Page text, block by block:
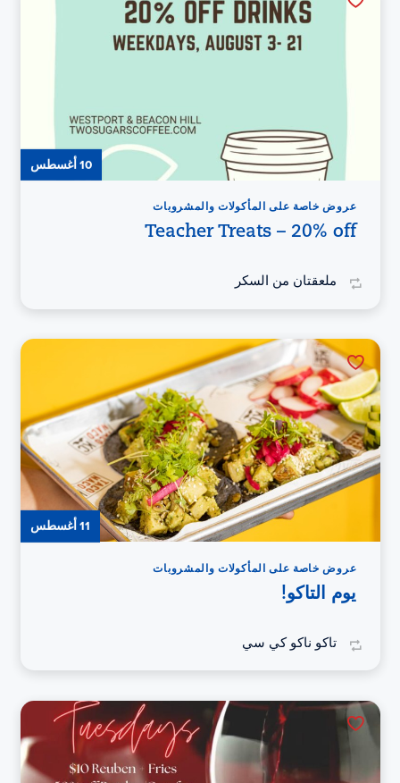
10 أغسطس
عروض خاصة على المأكولات والمشروبات
Teacher Treats – 20% off
ملعقتان من السكر
11 أغسطس
عروض خاصة على المأكولات والمشروبات
يوم التاكو!
تاكو ناكو كي سي